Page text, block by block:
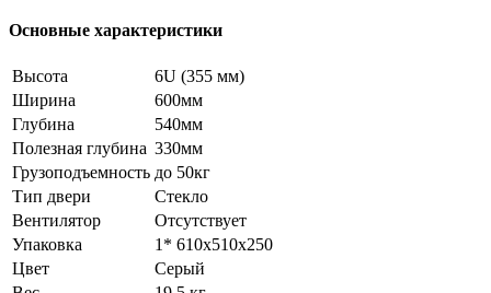
Основные характеристики
Высота
6U (355 мм)
Ширина
600мм
Глубина
540мм
Полезная глубина 330мм
Грузоподъемность до 50кг
Тип двери
Стекло
Вентилятор
Отсутствует
Упаковка
1* 610х510х250
Цвет
Серый